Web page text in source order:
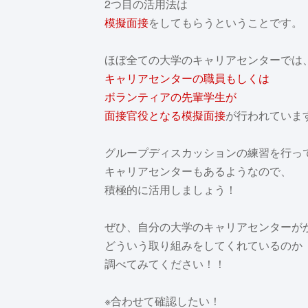
2つ目の活用法は
模擬面接をしてもらうということです。
ほぼ全ての大学のキャリアセンターでは、
キャリアセンターの職員もしくは
ボランティアの先輩学生が
面接官役となる模擬面接が行われていま
グループディスカッションの練習を行っ
キャリアセンターもあるようなので、
積極的に活用しましょう！
ぜひ、自分の大学のキャリアセンターが
どういう取り組みをしてくれているのか
調べてみてください！！
※合わせて確認したい！